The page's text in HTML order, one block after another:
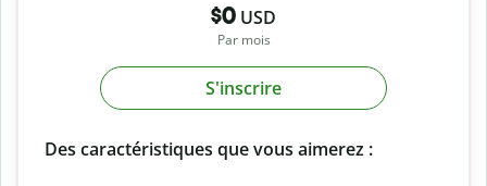
$0 USD
Par mois
S'inscrire
Des caractéristiques que vous aimerez :